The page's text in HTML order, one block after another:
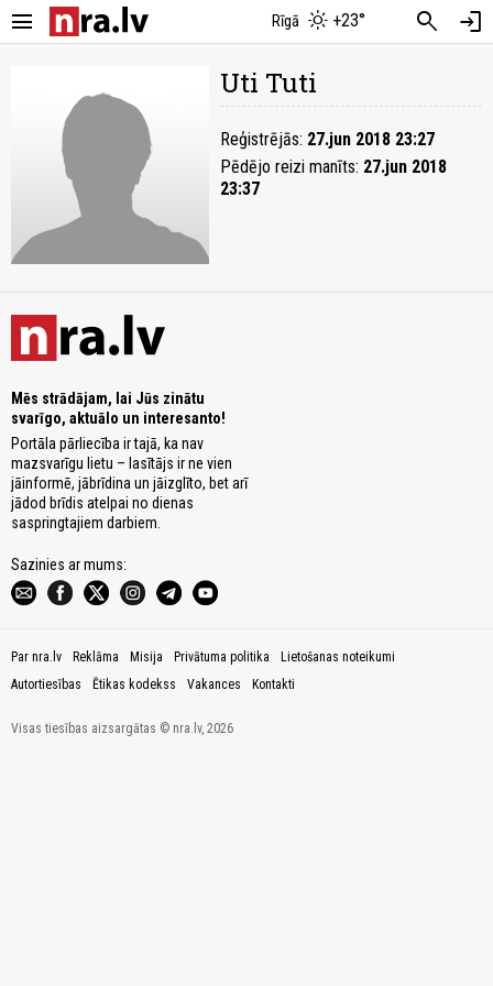
menu Rīgā +23° search login
Uti Tuti
Reģistrējās: 27.jun 2018 23:27
Pēdējo reizi manīts: 27.jun 2018
23:37
Mēs strādājam, lai Jūs zinātu
svarīgo, aktuālo un interesanto!
Portāla pārliecība ir tajā, ka nav
mazsvarīgu lietu – lasītājs ir ne vien
jāinformē, jābrīdina un jāizglīto, bet arī
jādod brīdis atelpai no dienas
saspringtajiem darbiem.
Sazinies ar mums:
Par nra.lv Reklāma Misija Privātuma politika
Lietošanas noteikumi
Autortiesības
Ētikas kodekss Vakances Kontakti
Visas tiesības aizsargātas © nra.lv, 2026